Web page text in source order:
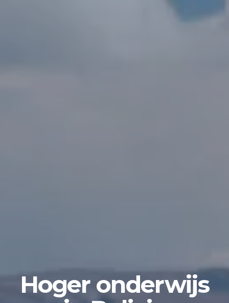
Hoger onderwijs